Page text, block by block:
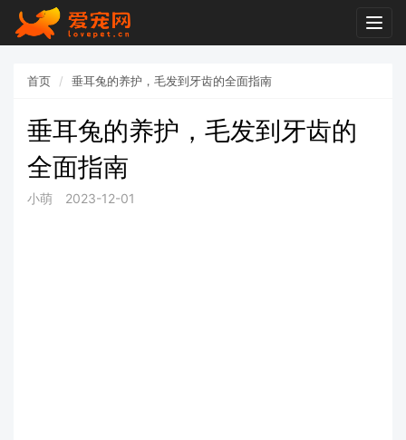
首页 垂耳兔的养护，毛发到牙齿的全面指南
垂耳兔的养护，毛发到牙齿的
全面指南
小萌 2023-12-01